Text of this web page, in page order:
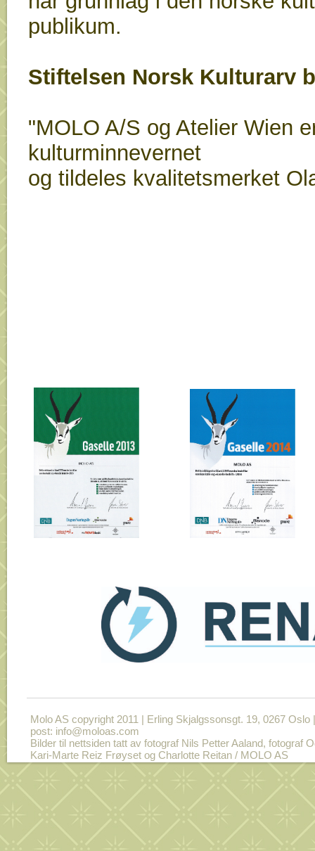
publikum.
Stiftelsen Norsk Kulturarv
"MOLO A/S og Atelier Wien
kulturminnevernet
og tildeles kvalitetsmerket
Molo AS copyright 2011 | Erling Skjalgssonsgt. 19, 0267 Oslo
post: info@moloas.com
Bilder til nettsiden tatt av fotograf Nils Petter Aaland, fotograf
Kari-Marte Reiz Frøyset og Charlotte Reitan / MOLO AS